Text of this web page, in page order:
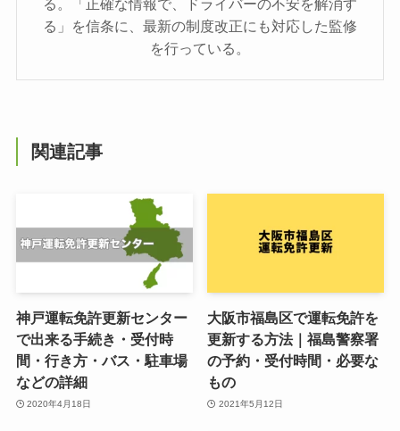
る」を信条に、最新の制度改正にも対応した監修
を行っている。
関連記事
神戸運転免許更新センター
で出来る手続き・受付時
間・行き方・バス・駐車場
などの詳細
2020年4月18日
大阪市福島区で運転免許を
更新する方法｜福島警察署
の予約・受付時間・必要な
もの
2021年5月12日